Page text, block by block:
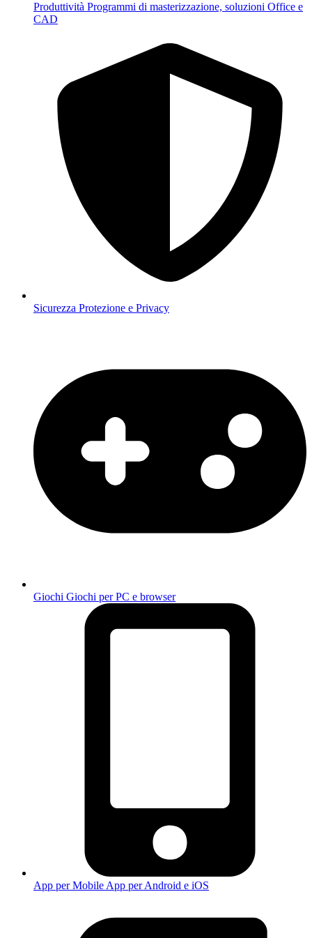
Produttività Programmi di masterizzazione, soluzioni Office e
CAD
Sicurezza Protezione e Privacy
Giochi Giochi per PC e browser
App per Mobile App per Android e iOS